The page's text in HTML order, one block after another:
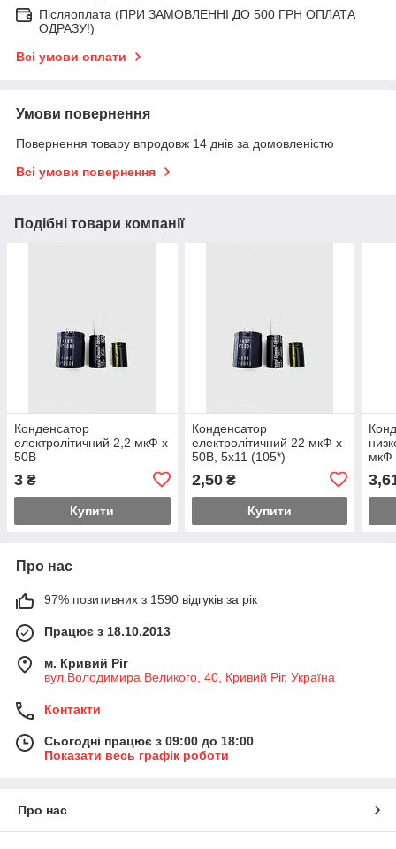
Післяоплата (ПРИ ЗАМОВЛЕННІ ДО 500 ГРН ОПЛАТА
ОДРАЗУ!)
Всі умови оплати
Умови повернення
Повернення товару впродовж 14 днів за домовленістю
Всі умови повернення
Подібні товари компанії
Конденсатор
електролітичний 2,2 мкФ х
50В
3 ₴
Купити
Конденсатор
електролітичний 22 мкФ х
50В, 5x11 (105*)
2,50₴
Купити
мкФ
Про нас
97% позитивних з 1590 відгуків за рік
Працює з 18.10.2013
м. Кривий Ріг
вул.Володимира Великого, 40, Кривий Ріг, Україна
Контакти
Сьогодні працює з 09:00 до 18:00
Показати весь графік роботи
Про нас